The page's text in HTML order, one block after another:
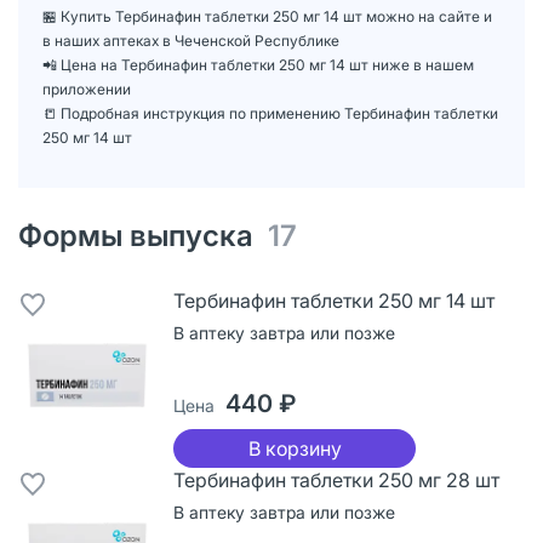
🏪 Купить Тербинафин таблетки 250 мг 14 шт можно на сайте и
в наших аптеках в Чеченской Республике
📲 Цена на Тербинафин таблетки 250 мг 14 шт ниже в нашем
приложении
📒 Подробная инструкция по применению Тербинафин таблетки
250 мг 14 шт
Формы выпуска 17
Тербинафин таблетки 250 мг 14 шт
В аптеку завтра или позже
Цена 440 ₽
В корзину
Тербинафин таблетки 250 мг 28 шт
В аптеку завтра или позже